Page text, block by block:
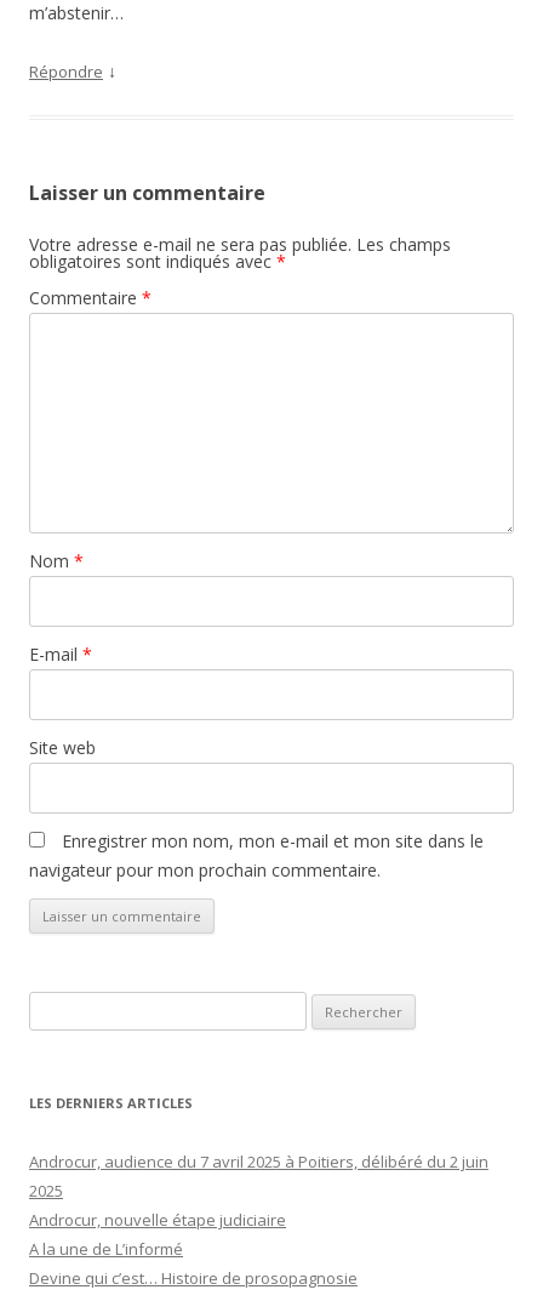
m’abstenir…
Répondre ↓
Laisser un commentaire
Votre adresse e-mail ne sera pas publiée. Les champs
obligatoires sont indiqués avec *
Commentaire *
Nom *
E-mail *
Site web
Enregistrer mon nom, mon e-mail et mon site dans le
navigateur pour mon prochain commentaire.
LES DERNIERS ARTICLES
Androcur, audience du 7 avril 2025 à Poitiers, délibéré du 2 juin
2025
Androcur, nouvelle étape judiciaire
A la une de L’informé
Devine qui c’est… Histoire de prosopagnosie